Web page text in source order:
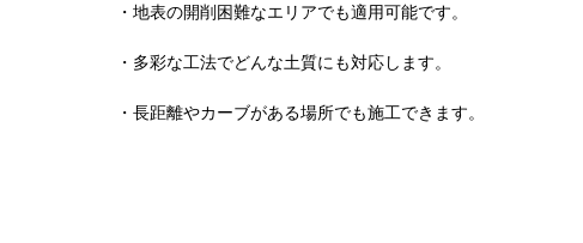
・地表の開削困難なエリアでも適用可能です。
・多彩な工法でどんな土質にも対応します。
・長距離やカーブがある場所でも施工できます。